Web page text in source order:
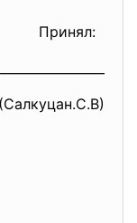
Принял:
(Салкуцан.С.В)